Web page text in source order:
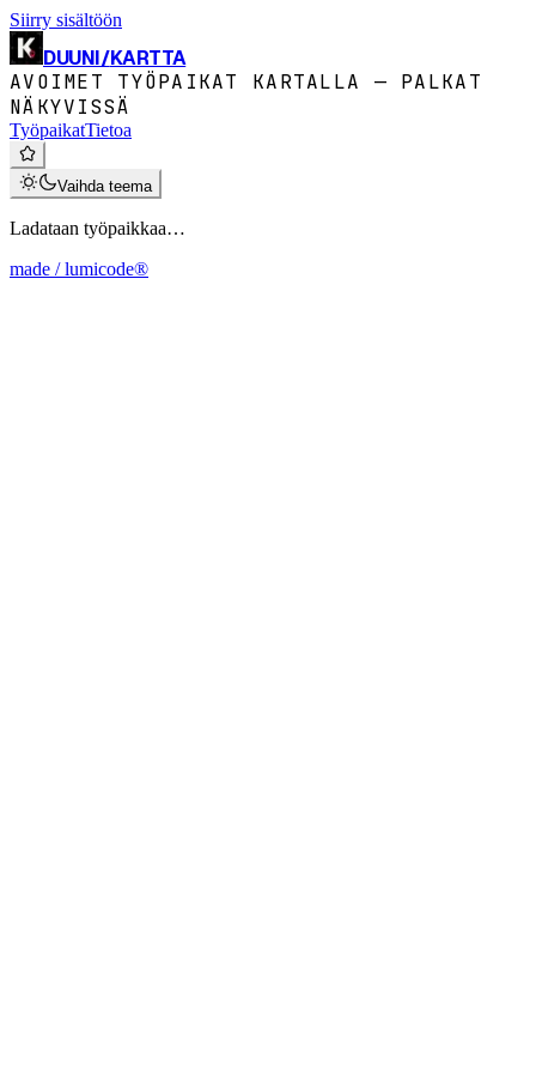
Siirry sisältöön
DUUNI/KARTTA
AVOIMET TYÖPAIKAT KARTALLA — PALKAT
NÄKYVISSÄ
TyöpaikatTietoa
Vaihda teema
Ladataan työpaikkaa…
made / lumicode®